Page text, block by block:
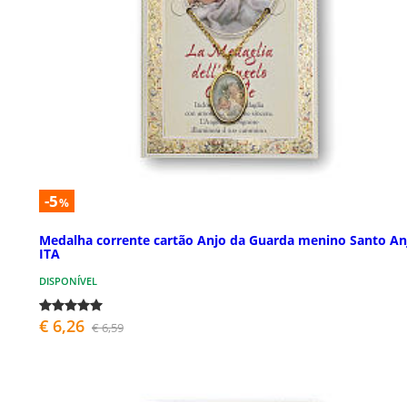
-5%
Medalha corrente cartão Anjo da Guarda menino Santo
ITA
DISPONÍVEL
€ 6,26 € 6,59